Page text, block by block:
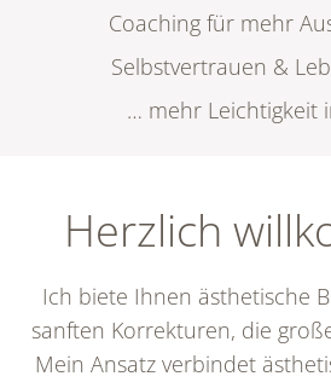
Coaching für mehr
Selbstvertrauen &
… mehr Leichtigkeit
Herzlich
Ich biete Ihnen ästhetische
sanften Korrekturen, die
Mein Ansatz verbindet